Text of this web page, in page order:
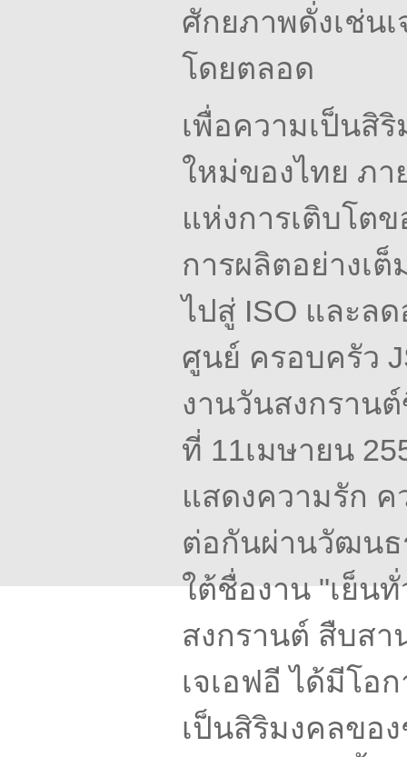
ศักยภาพดั่งเช่น
โดยตลอด
เพื่อความเป็นสิ
ใหม่ของไทย ภา
แห่งการเติบโตข
การผลิตอย่างเ
ไปสู่ ISO และล
ศูนย์ ครอบครัว
งานวันสงกราน
ที่ 11เมษายน
แสดงความรัก ค
ต่อกันผ่านวัฒน
ใต้ชื่องาน"เย็น
สงกรานต์ สืบสา
เจเอฟอี ได้มีโอก
เป็นสิริมงคลขอ